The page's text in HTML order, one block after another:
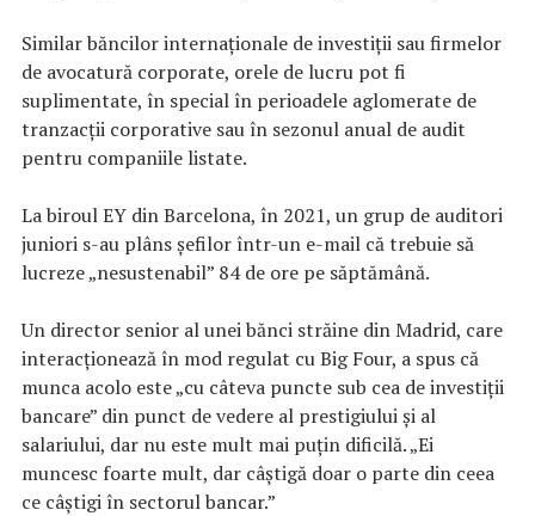
Similar băncilor internaționale de investiții sau firmelor
de avocatură corporate, orele de lucru pot fi
suplimentate, în special în perioadele aglomerate de
tranzacții corporative sau în sezonul anual de audit
pentru companiile listate.
La biroul EY din Barcelona, în 2021, un grup de auditori
juniori s-au plâns șefilor într-un e-mail că trebuie să
lucreze „nesustenabil” 84 de ore pe săptămână.
Un director senior al unei bănci străine din Madrid, care
interacționează în mod regulat cu Big Four, a spus că
munca acolo este „cu câteva puncte sub cea de investiții
bancare” din punct de vedere al prestigiului și al
salariului, dar nu este mult mai puțin dificilă. „Ei
muncesc foarte mult, dar câştigă doar o parte din ceea
ce câștigi în sectorul bancar.”